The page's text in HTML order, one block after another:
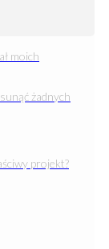
moich
żadnych
projekt?